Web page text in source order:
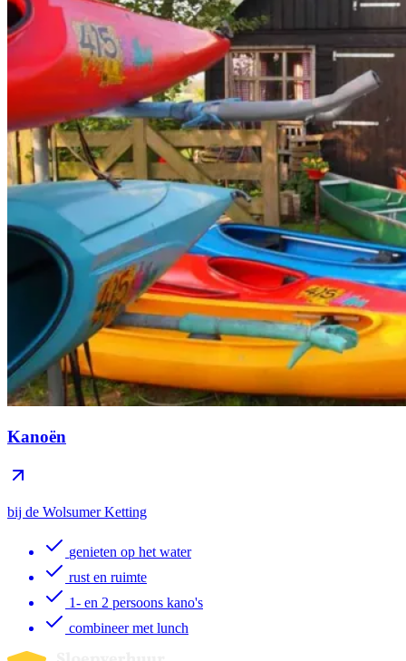
Kanoën
bij de Wolsumer Ketting
genieten op het water
rust en ruimte
1- en 2 persoons kano's
combineer met lunch